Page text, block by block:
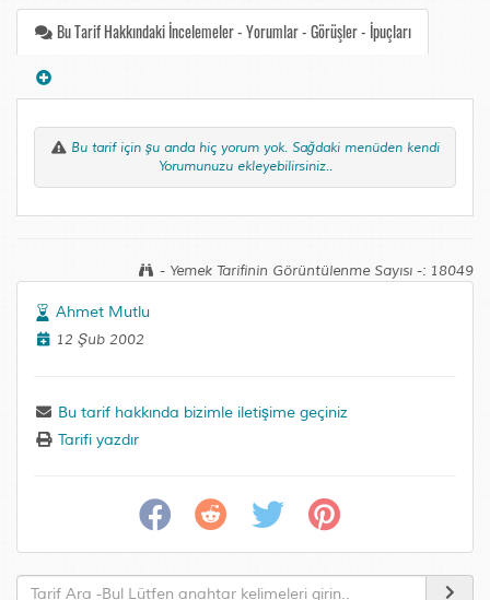
Bu Tarif Hakkındaki İncelemeler - Yorumlar - Görüşler - İpuçları
Bu tarif için şu anda hiç yorum yok. Sağdaki menüden kendi
Yorumunuzu ekleyebilirsiniz..
- Yemek Tarifinin Görüntülenme Sayısı -: 18049
Ahmet Mutlu
12 Şub 2002
Bu tarif hakkında bizimle iletişime geçiniz
Tarifi yazdır